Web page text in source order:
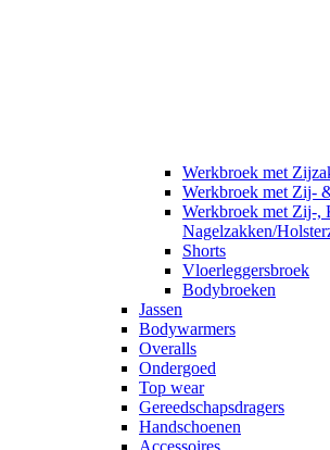
Werkbroek met
Werkbroek met Zij-
Werkbroek met Zij-,
Nagelzakken/
Shorts
Vloerleggersbroek
Bodybroeken
Jassen
Bodywarmers
Overalls
Ondergoed
Top wear
Gereedschapsdragers
Handschoenen
Accessoires